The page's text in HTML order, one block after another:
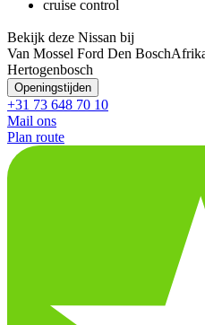
cruise control
Bekijk deze Nissan bij
Van Mossel Ford Den Bosch
Hertogenbosch
Openingstijden
+31 73 648 70 10
Mail ons
Plan route